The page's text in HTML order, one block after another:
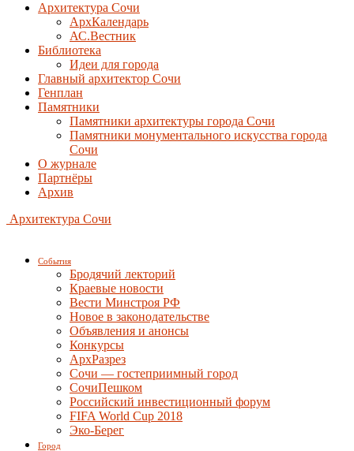
Архитектура Сочи
АрхКалендарь
АС.Вестник
Библиотека
Идеи для города
Главный архитектор Сочи
Генплан
Памятники
Памятники архитектуры города Сочи
Памятники монументального искусства города
Сочи
О журнале
Партнёры
Архив
Архитектура Сочи
События
Бродячий лекторий
Краевые новости
Вести Минстроя РФ
Новое в законодательстве
Объявления и анонсы
Конкурсы
АрхРазрез
Сочи — гостеприимный город
СочиПешком
Российский инвестиционный форум
FIFA World Cup 2018
Эко-Берег
Город